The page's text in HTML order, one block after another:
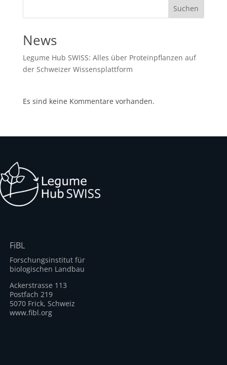
Suchen
News
Legume Hub SWISS: Alles über Proteinpflanzen auf
der Schweizer Wissensplattform
Es sind keine Kommentare vorhanden.
FiBL
Forschungsinstitut für
biologischen Landbau
Ackerstrasse 113
Postfach 219
5070 Frick, Schweiz
www.fibl.org